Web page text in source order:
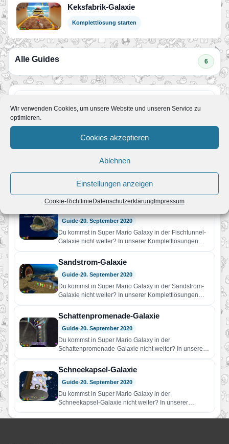
Wir verwenden Cookies, um unsere Website und unseren Service zu
optimieren.
Cookies akzeptieren
Ablehnen
Einstellungen anzeigen
Cookie-Richtlinie Datenschutzerklärung Impressum
Keksfabrik-Galaxie
Komplettlösung starten
Alle Guides 6
Guide
Du kommst in Super Mario Galaxy in der Kokon-
Asteroiden-Galaxie nicht weiter? In unserer
Komplettlösungen findest du Hilfe! Wir…
Galaxie Test-Blase Phantom-Galaxie Schwimmland-
Galaxie Tränen-Galaxie Bowser Jr.s Schiffsfabrik <—
Badezimmer Zurück zur Übersicht…
Guide•20. September 2020
Du kommst in Super Mario Galaxy in der Fischtunnel-
Galaxie nicht weiter? In unserer Komplettlösungen
findest du Hilfe! Wir…
Sandstrom-Galaxie
Guide•20. September 2020
Du kommst in Super Mario Galaxy in der Sandstrom-
Galaxie nicht weiter? In unserer Komplettlösungen
findest du Hilfe! Wir…
Schattenpromenade-Galaxie
Guide•20. September 2020
Du kommst in Super Mario Galaxy in der
Schattenpromenade-Galaxie nicht weiter? In unserer
Komplettlösungen findest du Hilfe! Wir…
Schneekapsel-Galaxie
Guide•20. September 2020
Du kommst in Super Mario Galaxy in der
Schneekapsel-Galaxie nicht weiter? In unserer
Komplettlösungen findest du Hilfe! Wir…